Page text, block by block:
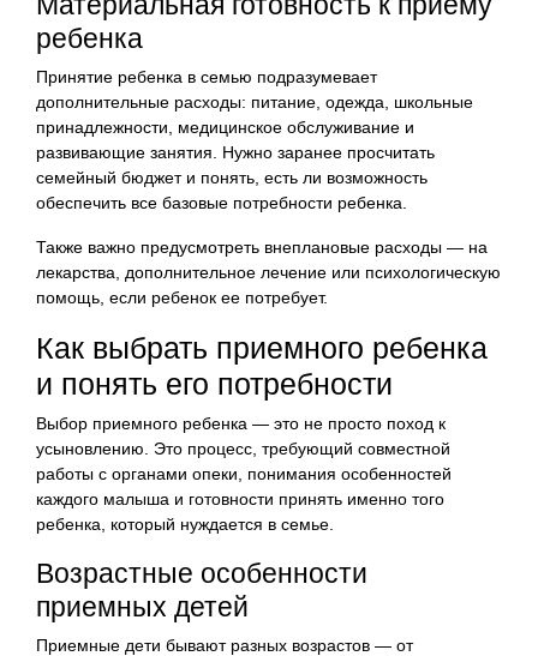
ребенка
Принятие ребенка в семью подразумевает
дополнительные расходы: питание, одежда, школьные
принадлежности, медицинское обслуживание и
развивающие занятия. Нужно заранее просчитать
семейный бюджет и понять, есть ли возможность
обеспечить все базовые потребности ребенка.
Также важно предусмотреть внеплановые расходы — на
лекарства, дополнительное лечение или психологическую
помощь, если ребенок ее потребует.
Как выбрать приемного ребенка
и понять его потребности
Выбор приемного ребенка — это не просто поход к
усыновлению. Это процесс, требующий совместной
работы с органами опеки, понимания особенностей
каждого малыша и готовности принять именно того
ребенка, который нуждается в семье.
Возрастные особенности
приемных детей
Приемные дети бывают разных возрастов — от